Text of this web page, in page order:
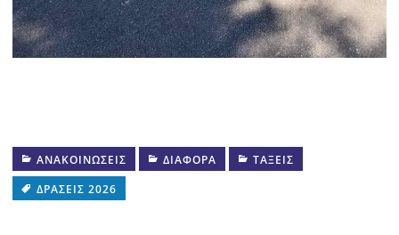
ΑΝΑΚΟΙΝΏΣΕΙΣ ΔΙΆΦΟΡΑ
ΤΆΞΕΙΣ
ΔΡΆΣΕΙΣ 2026